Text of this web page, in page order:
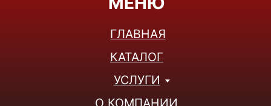
НАМОТОЧНЫЕ СТАНКИ
КОНТАКТЫ
+7(495)001-47-38
+7(926)853-15-38